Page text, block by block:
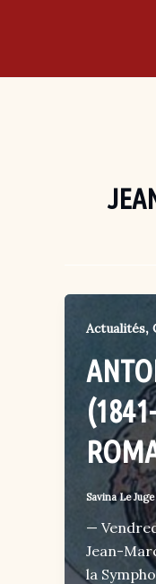
Actualités,
Savina Le Juge
—
Jean-
la